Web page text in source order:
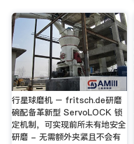
行星球磨机 – fritsch.de研磨
碗配备革新型 ServoLOCK 锁
定机制，可实现前所未有地安全
研磨 - 无需额外夹紧且不会有